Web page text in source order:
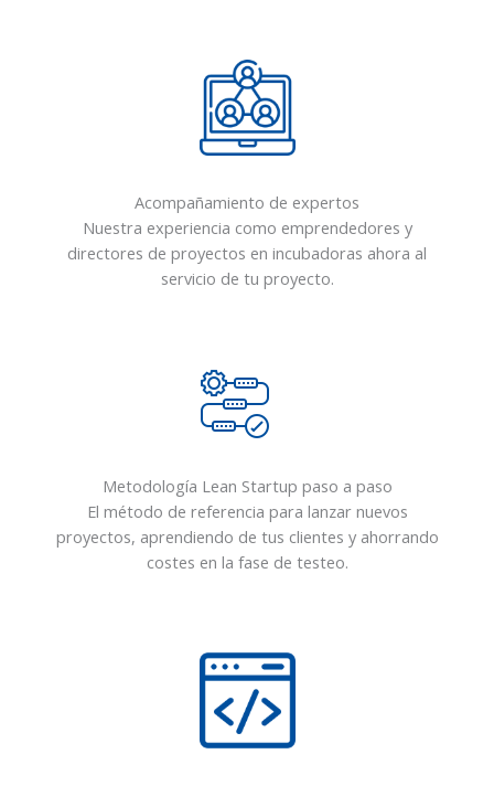
Acompañamiento de expertos
Nuestra experiencia como emprendedores y
directores de proyectos en incubadoras ahora al
servicio de tu proyecto.
Metodología Lean Startup paso a paso
El método de referencia para lanzar nuevos
proyectos, aprendiendo de tus clientes y ahorrando
costes en la fase de testeo.